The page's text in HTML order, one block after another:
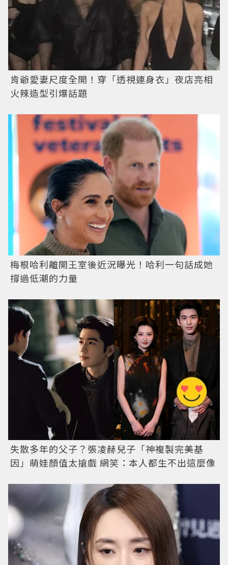
肯爺愛妻尺度全開！穿「透視連身衣」夜店亮相
火辣造型引爆話題
梅根哈利離開王室後近況曝光！哈利一句話成她
撐過低潮的力量
失散多年的父子？張凌赫兒子「神複製完美基
因」萌娃顏值太搶戲 網笑：本人都生不出這麼像